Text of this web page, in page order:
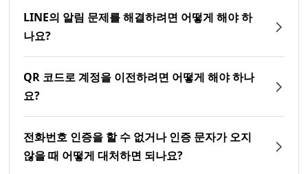
LINE의 알림 문제를 해결하려면 어떻게 해야 하
나요?
QR 코드로 계정을 이전하려면 어떻게 해야 하나
요?
전화번호 인증을 할 수 없거나 인증 문자가 오지
않을 때 어떻게 대처하면 되나요?